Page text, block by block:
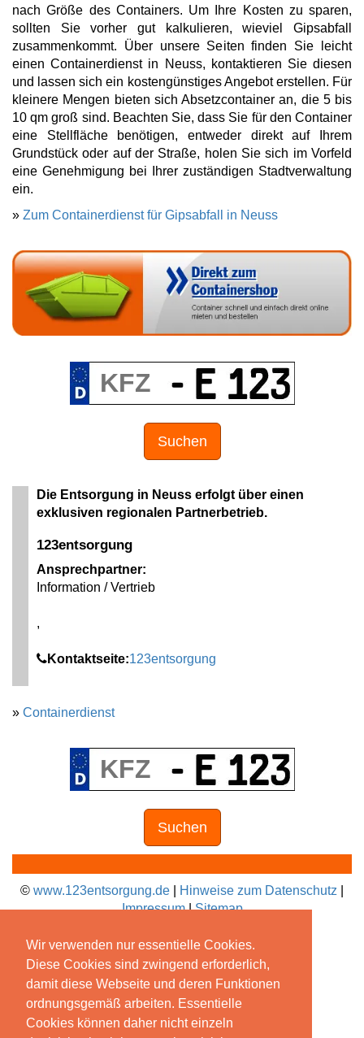
Wir verwenden nur essentielle Cookies.
Diese Cookies sind zwingend erforderlich,
damit diese Webseite und deren Funktionen
ordnungsgemäß arbeiten. Essentielle
Cookies können daher nicht einzeln
nach Größe des Containers. Um Ihre Kosten zu sparen,
sollten Sie vorher gut kalkulieren, wieviel Gipsabfall
zusammenkommt. Über unsere Seiten finden Sie leicht
einen Containerdienst in Neuss, kontaktieren Sie diesen
und lassen sich ein kostengünstiges Angebot erstellen. Für
kleinere Mengen bieten sich Absetzcontainer an, die 5 bis
10 qm groß sind. Beachten Sie, dass Sie für den Container
eine Stellfläche benötigen, entweder direkt auf Ihrem
Grundstück oder auf der Straße, holen Sie sich im Vorfeld
eine Genehmigung bei Ihrer zuständigen Stadtverwaltung
ein.
» Zum Containerdienst für Gipsabfall in Neuss
Suchen
Die Entsorgung in Neuss erfolgt über einen
exklusiven regionalen Partnerbetrieb.
123entsorgung
Ansprechpartner:
Information / Vertrieb
,
Kontaktseite:123entsorgung
» Containerdienst
Suchen
© www.123entsorgung.de Hinweise zum Datenschutz
Impressum|Sitemap